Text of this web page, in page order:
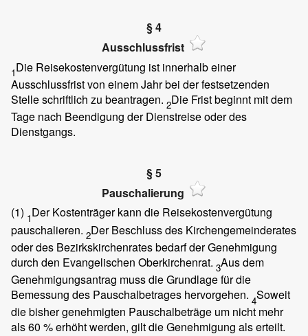
§ 4
Ausschlussfrist
1Die Reisekostenvergütung ist innerhalb einer
Ausschlussfrist von einem Jahr bei der festsetzenden
Stelle schriftlich zu beantragen. 2Die Frist beginnt mit dem
Tage nach Beendigung der Dienstreise oder des
Dienstgangs.
§ 5
Pauschalierung
(1) 1Der Kostenträger kann die Reisekostenvergütung
pauschalieren. 2Der Beschluss des Kirchengemeinderates
oder des Bezirkskirchenrates bedarf der Genehmigung
durch den Evangelischen Oberkirchenrat. 3Aus dem
Genehmigungsantrag muss die Grundlage für die
Bemessung des Pauschalbetrages hervorgehen. 4Soweit
die bisher genehmigten Pauschalbeträge um nicht mehr
als 60 % erhöht werden, gilt die Genehmigung als erteilt.